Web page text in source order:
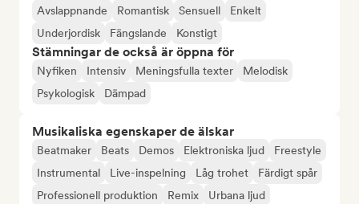
Avslappnande
Romantisk Sensuell
Enkelt
Underjordisk
Fängslande Konstigt
Stämningar de också är öppna för
Nyfiken Intensiv Meningsfulla texter
Melodisk
Psykologisk
Dämpad
Musikaliska egenskaper de älskar
Beatmaker Beats Demos Elektroniska ljud
Freestyle
Instrumental
Live-inspelning Låg trohet
Färdigt spår
Professionell produktion
Remix Urbana ljud